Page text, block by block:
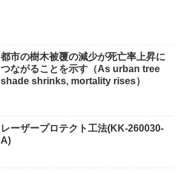
都市の樹木被覆の減少が死亡率上昇に
つながることを示す（As urban tree
shade shrinks, mortality rises）
レーザープロテクト⼯法(KK-260030-
A)